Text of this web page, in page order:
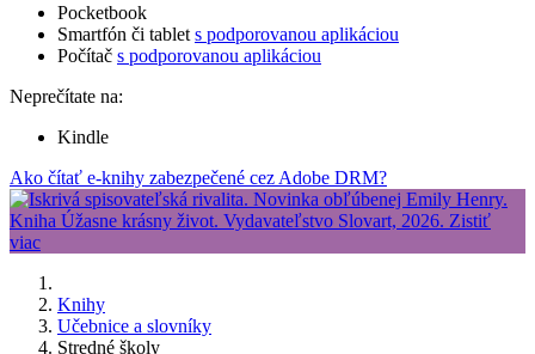
Pocketbook
Smartfón či tablet s podporovanou aplikáciou
Počítač s podporovanou aplikáciou
Neprečítate na:
Kindle
Ako čítať e-knihy zabezpečené cez Adobe DRM?
Knihy
Učebnice a slovníky
Stredné školy